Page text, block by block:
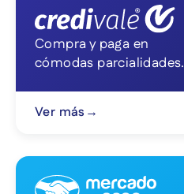
Compra y paga en
cómodas parcialidades.
Ver más →